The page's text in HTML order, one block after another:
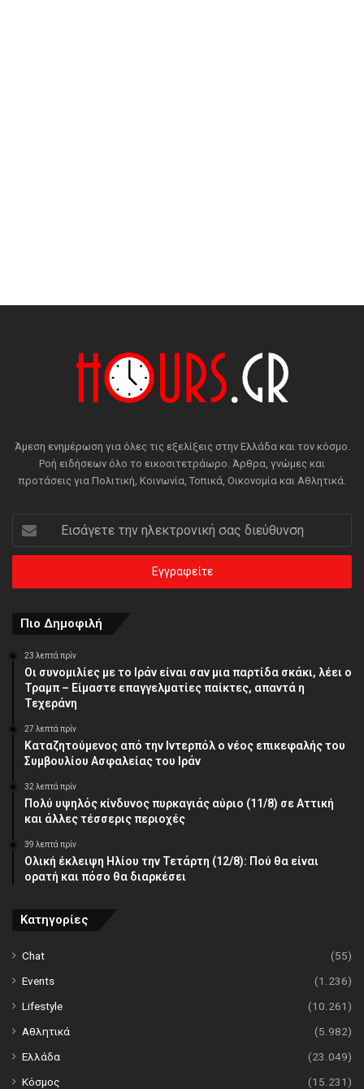
Άμεση ενημέρωση για όλες τις εξελίξεις στην Ελλάδα και τον κόσμο.
Ροή ειδήσεων όλο το εικοσιτετράωρο. Άρθρα, γνώμες και
προτάσεις για Πολιτική, Κοινωνία, Τοπικά, Οικονομία και Αθλητικά.
την
ηλεκτρονική
διεύθυνση
Πιο Δημοφιλή
23 λεπτά πρίν
Οι συνομιλίες με το Ιράν είναι σαν μια παρτίδα σκάκι, λέει ο
Τραμπ – Είμαστε επαγγελματίες παίκτες, απαντά η
Τεχεράνη
27 λεπτά πρίν
Καταζητούμενος από την Ιντερπόλ ο νέος επικεφαλής του
Συμβουλίου Ασφαλείας του Ιράν
32 λεπτά πρίν
Πολύ υψηλός κίνδυνος πυρκαγιάς αύριο (11/8) σε Αττική
και άλλες τέσσερις περιοχές
39 λεπτά πρίν
Ολική έκλειψη Ηλίου την Τετάρτη (12/8): Πού θα είναι
ορατή και πόσο θα διαρκέσει
Κατηγορίες
Chat
(55)
Events
(1.236)
Lifestyle
(10.261)
Αθλητικά
(5.982)
Ελλάδα
(23.049)
Κόσμος
(15.231)